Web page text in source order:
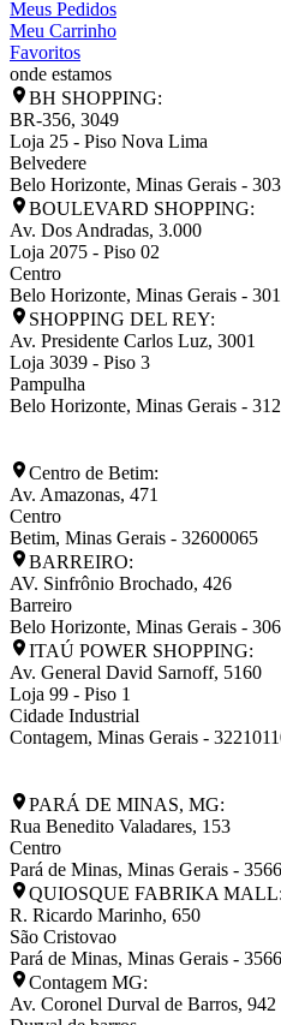
Meus Pedidos
Meu Carrinho
Favoritos
onde estamos
BH SHOPPING:
BR-356, 3049
Loja 25 - Piso Nova Lima
Belvedere
Belo Horizonte, Minas Gerais -
BOULEVARD SHOPPING:
Av. Dos Andradas, 3.000
Loja 2075 - Piso 02
Centro
Belo Horizonte, Minas Gerais -
SHOPPING DEL REY:
Av. Presidente Carlos Luz, 3001
Loja 3039 - Piso 3
Pampulha
Belo Horizonte, Minas Gerais -
Centro de Betim:
Av. Amazonas, 471
Centro
Betim, Minas Gerais - 32600065
BARREIRO:
AV. Sinfrônio Brochado, 426
Barreiro
Belo Horizonte, Minas Gerais -
ITAÚ POWER SHOPPING:
Av. General David Sarnoff, 5160
Loja 99 - Piso 1
Cidade Industrial
Contagem, Minas Gerais -
PARÁ DE MINAS, MG:
Rua Benedito Valadares, 153
Centro
Pará de Minas, Minas Gerais -
QUIOSQUE FABRIKA MALL:
R. Ricardo Marinho, 650
São Cristovao
Pará de Minas, Minas Gerais -
Contagem MG:
Av. Coronel Durval de Barros, 942